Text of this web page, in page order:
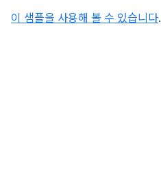
이 샘플을 사용해 볼 수 있습니다.